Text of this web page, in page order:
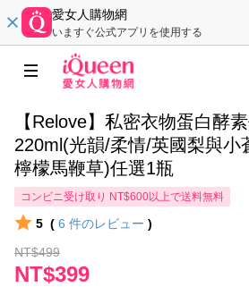
愛女人購物網
いますぐ公式アプリを使用する
【Relove】私密衣物蛋白酵
220ml(光韻/柔情/英國梨與小
檸檬馬鞭草)任選1瓶
コンビニ受け取り NT$600以上で送料無料
5 ( 6 件のレビュー )
NT$499
NT$399